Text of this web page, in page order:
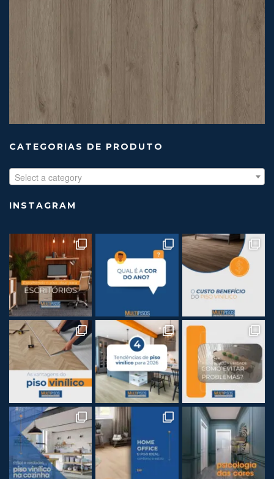
CATEGORIAS DE PRODUTO
Select a category
INSTAGRAM